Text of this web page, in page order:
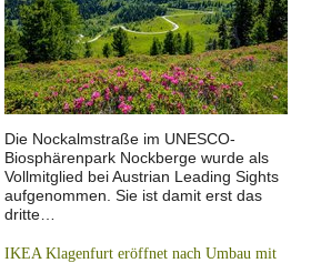
Die Nockalmstraße im UNESCO-
Biosphärenpark Nockberge wurde als
Vollmitglied bei Austrian Leading Sights
aufgenommen. Sie ist damit erst das
dritte…
IKEA Klagenfurt eröffnet nach Umbau mit